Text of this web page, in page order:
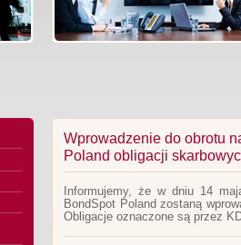
Wprowadzenie do obrotu
Poland obligacji
Informujemy, że w dniu 14
BondSpot Poland zostaną
Obligacje oznaczone są przez